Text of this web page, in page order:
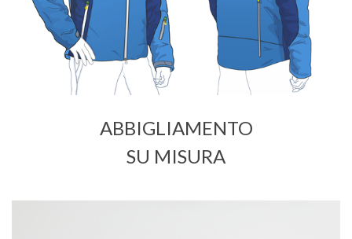
ABBIGLIAMENTO
SU MISURA